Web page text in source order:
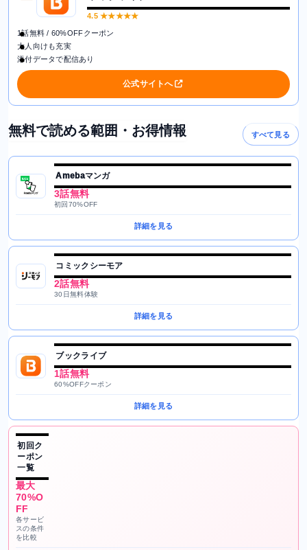
4.5★★★★★
1話無料 / 60%OFFクーポン
大人向けも充実
添付データで配信あり
公式サイトへ
無料で読める範囲・お得情報 すべて見る
Amebaマンガ
3話無料
初回70%OFF
詳細を見る
コミックシーモア
2話無料
30日無料体験
詳細を見る
ブックライブ
1話無料
60%OFFクーポン
詳細を見る
初回ク
ーポン
一覧
最大
70%O
FF
各サービ
スの条件
を比較